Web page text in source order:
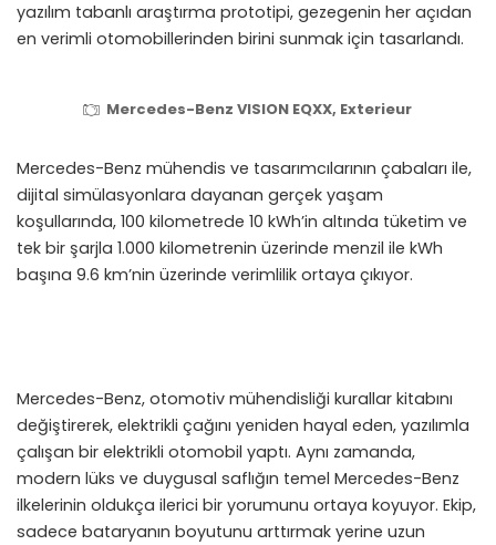
yazılım tabanlı araştırma prototipi, gezegenin her açıdan
en verimli otomobillerinden birini sunmak için tasarlandı.
Mercedes-Benz VISION EQXX, Exterieur
Mercedes-Benz mühendis ve tasarımcılarının çabaları ile,
dijital simülasyonlara dayanan gerçek yaşam
koşullarında, 100 kilometrede 10 kWh’in altında tüketim ve
tek bir şarjla 1.000 kilometrenin üzerinde menzil ile kWh
başına 9.6 km’nin üzerinde verimlilik ortaya çıkıyor.
Mercedes-Benz, otomotiv mühendisliği kurallar kitabını
değiştirerek, elektrikli çağını yeniden hayal eden, yazılımla
çalışan bir elektrikli otomobil yaptı. Aynı zamanda,
modern lüks ve duygusal saflığın temel Mercedes-Benz
ilkelerinin oldukça ilerici bir yorumunu ortaya koyuyor. Ekip,
sadece bataryanın boyutunu arttırmak yerine uzun